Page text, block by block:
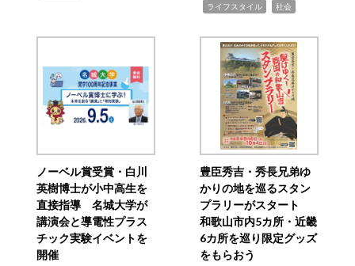
ライフスタイル 社会
ノーベル賞受賞・白川
英樹博士が小中高生を
直接指導 名城大学が
講演会と導電性プラス
チック実験イベントを
開催
豊臣秀吉・秀長兄弟ゆ
かりの地を巡るスタン
プラリーがスタート
和歌山市内5カ所・近畿
6カ所を巡り限定グッズ
をもらおう